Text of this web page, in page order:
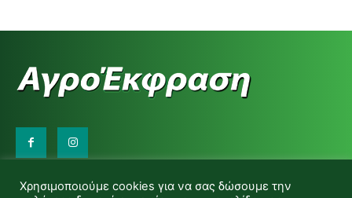
d.makas@yahoo.gr
Χρησιμοποιούμε cookies για να σας δώσουμε την